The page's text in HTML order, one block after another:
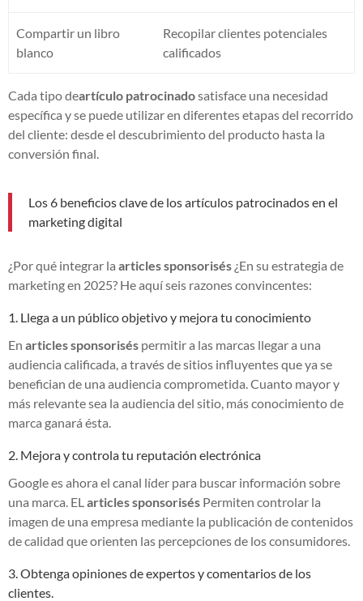
Compartir un libro
blanco
Recopilar clientes potenciales
calificados
Cada tipo deartículo patrocinadosatisface una necesidad
específica y se puede utilizar en diferentes etapas del recorrido
del cliente: desde el descubrimiento del producto hasta la
conversión final.
Los 6 beneficios clave de los artículos patrocinados en el
marketing digital
¿Por qué integrar la articles sponsorisés ¿En su estrategia de
marketing en 2025? He aquí seis razones convincentes:
1. Llega a un público objetivo y mejora tu conocimiento
En articles sponsorisés permitir a las marcas llegar a una
audiencia calificada, a través de sitios influyentes que ya se
benefician de una audiencia comprometida. Cuanto mayor y
más relevante sea la audiencia del sitio, más conocimiento de
marca ganará ésta.
2. Mejora y controla tu reputación electrónica
Google es ahora el canal líder para buscar información sobre
una marca. EL articles sponsorisés Permiten controlar la
imagen de una empresa mediante la publicación de contenidos
de calidad que orienten las percepciones de los consumidores.
3. Obtenga opiniones de expertos y comentarios de los
clientes.